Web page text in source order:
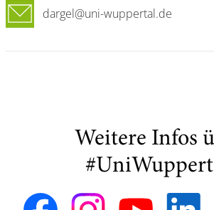
dargel@uni-wuppertal.de
Weitere Infos